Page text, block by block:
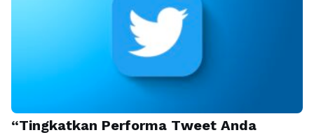
“Tingkatkan Performa Tweet Anda